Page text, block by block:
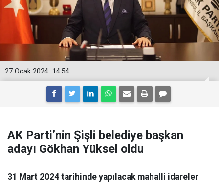
14:54
27 Ocak 2024
AK Parti’nin Şişli belediye başkan
adayı Gökhan Yüksel oldu
31 Mart 2024 tarihinde yapılacak mahalli idareler